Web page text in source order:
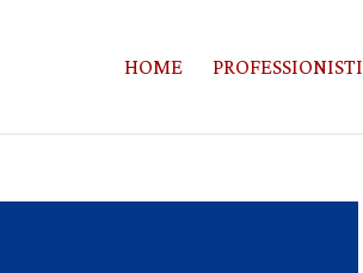
HOME PROFESSIONISTI